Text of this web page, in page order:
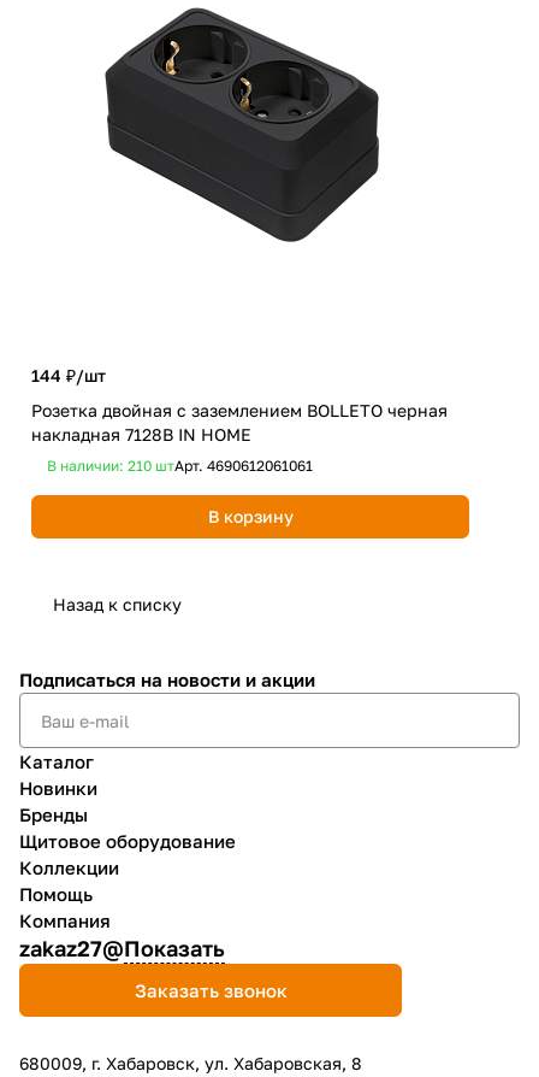
144 ₽/шт
Розетка двойная с заземлением BOLLETO черная
накладная 7128B IN HOME
В наличии: 210 штАрт. 4690612061061
В корзину
Назад к списку
Подписаться на новости и акции
Каталог
Новинки
Бренды
Щитовое оборудование
Коллекции
Помощь
Компания
zakaz27@Показать
Заказать звонок
680009, г. Хабаровск, ул. Хабаровская, 8